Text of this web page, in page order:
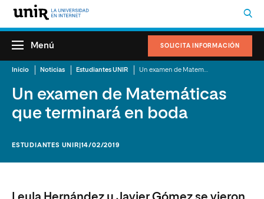
SOLICITA INFORMACIÓN
Menú
Inicio Noticias Estudiantes UNIR
Un examen de Matemáticas
que terminará en boda
ESTUDIANTES UNIR |14/02/2019